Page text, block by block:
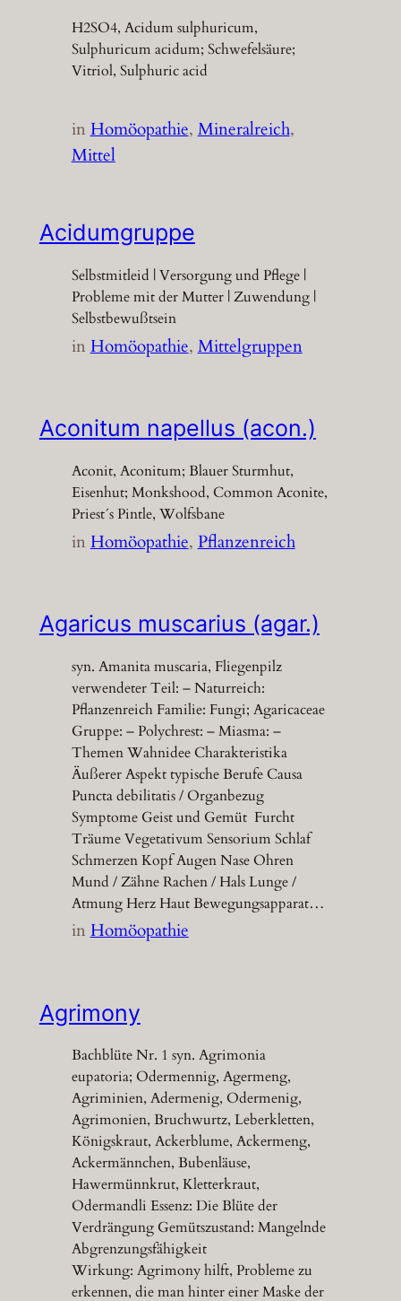
H2SO4, Acidum sulphuricum,
Sulphuricum acidum; Schwefelsäure;
Vitriol, Sulphuric acid
inHomöopathie, Mineralreich
Mittel
Acidumgruppe
Selbstmitleid | Versorgung und Pflege |
Probleme mit der Mutter | Zuwendung |
Selbstbewußtsein
inHomöopathie, Mittelgruppen
Aconitum napellus (acon.)
Aconit, Aconitum; Blauer Sturmhut,
Eisenhut; Monkshood, Common Aconite,
Priest´s Pintle, Wolfsbane
inHomöopathie, Pflanzenreich
Agaricus muscarius (agar.)
syn. Amanita muscaria, Fliegenpilz
verwendeter Teil: – Naturreich:
Pflanzenreich Familie: Fungi; Agaricaceae
Gruppe: – Polychrest: – Miasma: –
Themen Wahnidee Charakteristika
Äußerer Aspekt typische Berufe Causa
Puncta debilitatis / Organbezug
Symptome Geist und Gemüt Furcht
Träume Vegetativum Sensorium Schlaf
Schmerzen Kopf Augen Nase Ohren
Mund / Zähne Rachen / Hals Lunge /
Atmung Herz Haut Bewegungsapparat…
inHomöopathie
Agrimony
Bachblüte Nr. 1 syn. Agrimonia
eupatoria; Odermennig, Agermeng,
Agriminien, Adermenig, Odermenig,
Agrimonien, Bruchwurtz, Leberkletten,
Königskraut, Ackerblume, Ackermeng,
Ackermännchen, Bubenläuse,
Hawermünnkrut, Kletterkraut,
Odermandli Essenz: Die Blüte der
Verdrängung Gemütszustand: Mangelnde
Abgrenzungsfähigkeit
Wirkung: Agrimony hilft, Probleme zu
erkennen, die man hinter einer Maske der